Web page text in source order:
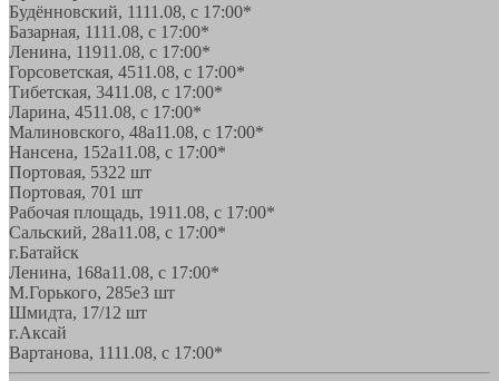
Будённовский, 1111.08, с 17:00*
Базарная, 1111.08, с 17:00*
Ленина, 11911.08, с 17:00*
Горсоветская, 4511.08, с 17:00*
Тибетская, 3411.08, с 17:00*
Ларина, 4511.08, с 17:00*
Малиновского, 48а11.08, с 17:00*
Нансена, 152а11.08, с 17:00*
Портовая, 5322 шт
Портовая, 701 шт
Рабочая площадь, 1911.08, с 17:00*
Сальский, 28a11.08, с 17:00*
г.Батайск
Ленина, 168а11.08, с 17:00*
М.Горького, 285е3 шт
Шмидта, 17/1 2 шт
г.Аксай
Вартанова, 1111.08, с 17:00*